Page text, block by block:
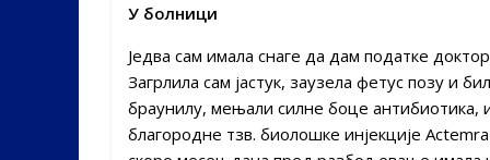
У болници
Једва сам имала снаге да дам податке
Загрлила сам јастук, заузела фетус позу и
браунилу, мењали силне боце антибиотика,
благородне тзв. биолошке инјекције